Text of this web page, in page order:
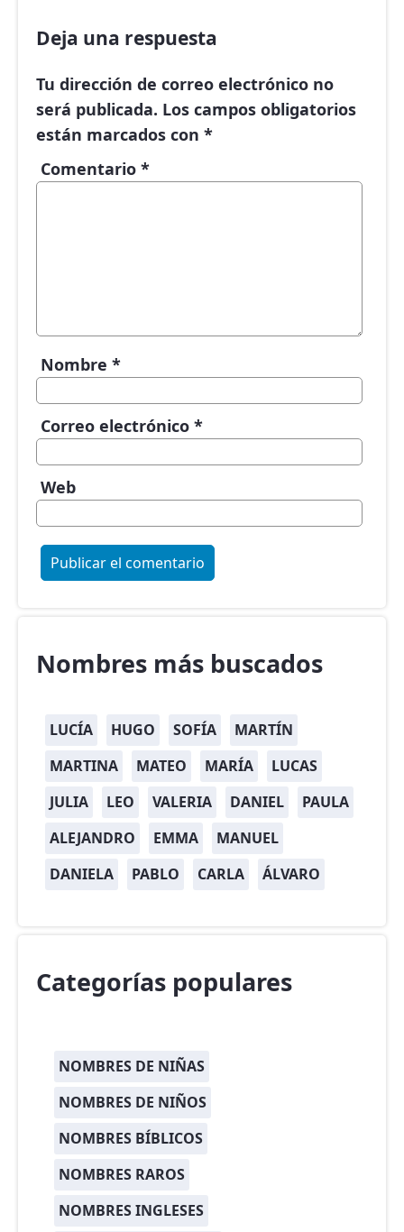
Deja una respuesta
Tu dirección de correo electrónico no
será publicada. Los campos obligatorios
están marcados con *
Comentario *
Nombre *
Correo electrónico *
Web
Nombres más buscados
LUCÍA HUGO SOFÍA
MARTÍN
MARTINA
MATEO MARÍA
LUCAS
JULIA
LEO VALERIA DANIEL
PAULA
ALEJANDRO
EMMA
MANUEL
DANIELA
PABLO CARLA ÁLVARO
Categorías populares
NOMBRES DE NIÑAS
NOMBRES DE NIÑOS
NOMBRES BÍBLICOS
NOMBRES RAROS
NOMBRES INGLESES